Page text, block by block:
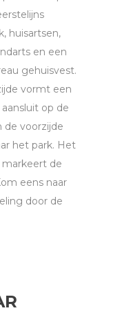
huisartsen,
en een
gehuisvest.
vormt een
op de
de voorzijde
het park. Het
de
eens naar
door de